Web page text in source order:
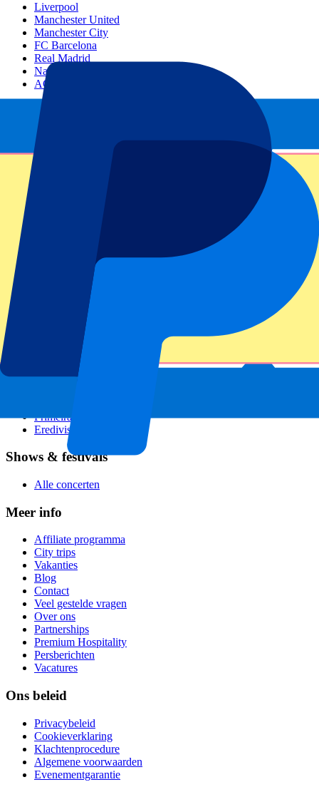
Liverpool
Manchester United
Manchester City
FC Barcelona
Real Madrid
Napoli
AC Milan
Populaire events
GP Spanje
Alle sporten
Voetbalcompetities
Champions League
Premier League
Serie A
Primeira Liga
Eredivisie
Shows & festivals
Alle concerten
Meer info
Affiliate programma
City trips
Vakanties
Blog
Contact
Veel gestelde vragen
Over ons
Partnerships
Premium Hospitality
Persberichten
Vacatures
Ons beleid
Privacybeleid
Cookieverklaring
Klachtenprocedure
Algemene voorwaarden
Evenementgarantie